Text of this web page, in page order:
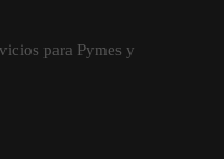
para Pymes y